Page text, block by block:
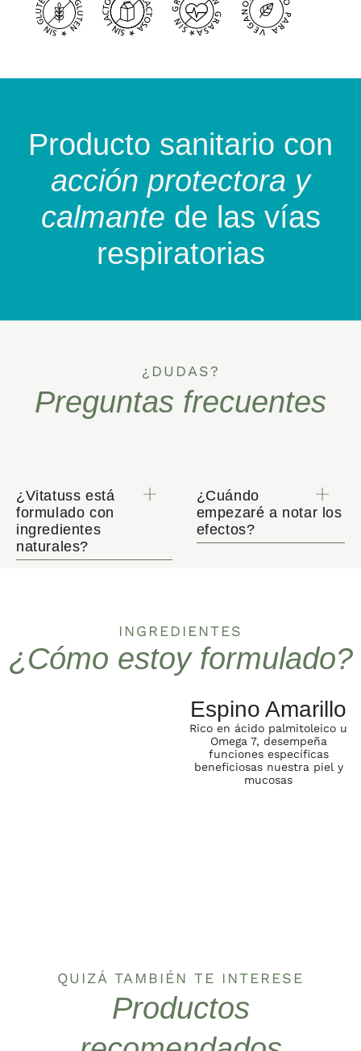
Producto sanitario con
acción protectora y
calmante de las vías
respiratorias
¿DUDAS?
Preguntas frecuentes
¿Vitatuss está
formulado con
ingredientes
naturales?
¿Cuándo
empezaré a notar los
efectos?
INGREDIENTES
¿Cómo estoy formulado?
Espino Amarillo
Rico en ácido palmitoleico u
Omega 7, desempeña
funciones específicas
beneficiosas nuestra piel y
mucosas
QUIZÁ TAMBIÉN TE INTERESE
Productos